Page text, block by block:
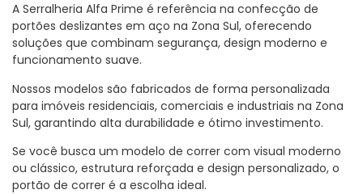
A Serralheria Alfa Prime é referência na confecção de
portões deslizantes em aço na Zona Sul, oferecendo
soluções que combinam segurança, design moderno e
funcionamento suave.
Nossos modelos são fabricados de forma personalizada
para imóveis residenciais, comerciais e industriais na Zona
Sul, garantindo alta durabilidade e ótimo investimento.
Se você busca um modelo de correr com visual moderno
ou clássico, estrutura reforçada e design personalizado, o
portão de correr é a escolha ideal.